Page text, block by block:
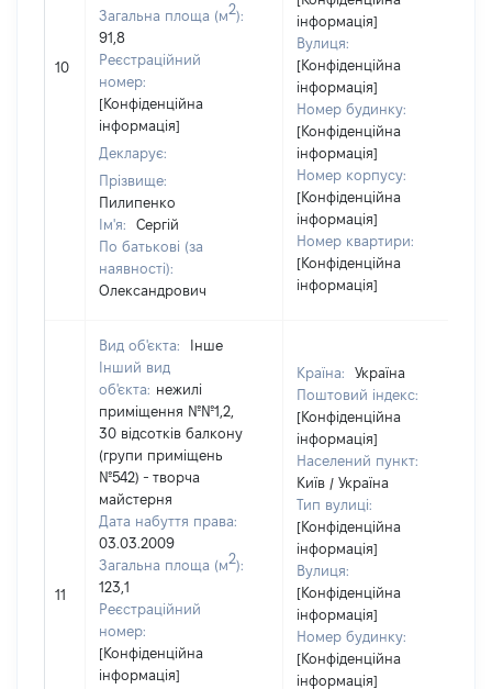
10
Загальна площа (м2):
91,8
Реєстраційний
номер:
[Конфіденційна
інформація]
Декларує:
Прізвище:
Пилипенко
Ім'я:
Сергій
По батькові (за
наявності):
Олександрович
інформація]
Вулиця:
[Конфіденційна
інформація]
Номер будинку:
[Конфіденційна
інформація]
Номер корпусу:
[Конфіденційна
інформація]
Номер квартири:
[Конфіденційна
інформація]
11
Вид об'єкта:
Інше
Інший вид
об'єкта: нежилі
приміщення №№1,2,
30 відсотків балкону
(групи приміщень
№542) - творча
майстерня
Дата набуття права:
03.03.2009
Загальна площа (м2):
123,1
Реєстраційний
номер:
[Конфіденційна
інформація]
Країна:
Україна
Поштовий індекс:
[Конфіденційна
інформація]
Населений пункт:
Київ / Україна
Тип вулиці:
[Конфіденційна
інформація]
Вулиця:
[Конфіденційна
інформація]
Номер будинку:
[Конфіденційна
інформація]